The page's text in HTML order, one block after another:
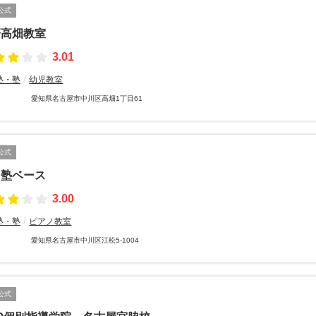
式
畑教室
3.01
・塾 幼児教室
愛知県名古屋市中川区高畑1丁目61
式
ベース
3.00
・塾 ピアノ教室
愛知県名古屋市中川区江松5-1004
式